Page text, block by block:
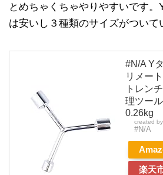
とめちゃくちゃやりやすいです。
は安いし３種類のサイズがついて
#N/A Y
リメー
トレン
理ツー
0.26kg
created by
#N/A
楽天